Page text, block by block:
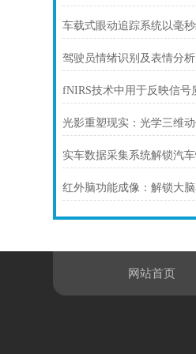
驾驶员情绪识别及表情分析
网站首页